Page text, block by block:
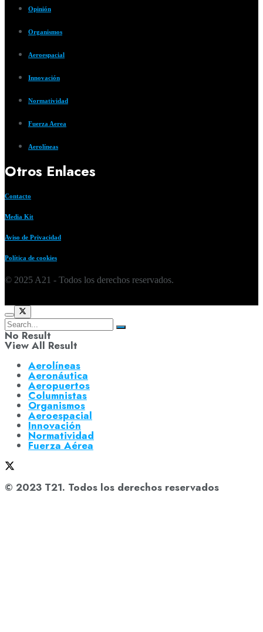
Opinión
Organismos
Aeroespacial
Innovación
Normatividad
Fuerza Aerea
Aerolíneas
Otros Enlaces
Contacto
Media Kit
Aviso de Privacidad
Política de cookies
© 2025 A21 - Todos los derechos reservados.
No Result
View All Result
Aerolíneas
Aeronáutica
Aeropuertos
Columnistas
Organismos
Aeroespacial
Innovación
Normatividad
Fuerza Aérea
© 2023 T21. Todos los derechos reservados